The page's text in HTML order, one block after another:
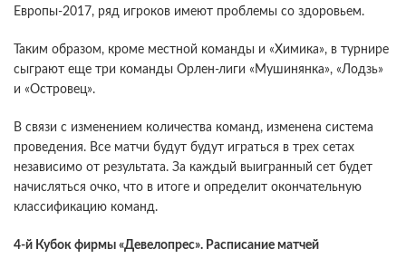
Европы-2017, ряд игроков имеют проблемы со здоровьем.
Таким образом, кроме местной команды и «Химика», в турнире
сыграют еще три команды Орлен-лиги «Мушинянка», «Лодзь»
и «Островец».
В связи с изменением количества команд, изменена система
проведения. Все матчи будут будут играться в трех сетах
независимо от результата. За каждый выигранный сет будет
начисляться очко, что в итоге и определит окончательную
классификацию команд.
4-й Кубок фирмы «Девелопрес». Расписание матчей